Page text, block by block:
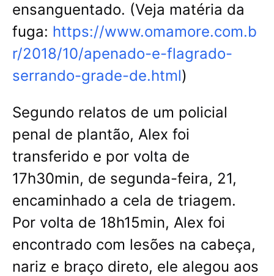
ensanguentado. (Veja matéria da
fuga: https://www.omamore.com.b
r/2018/10/apenado-e-flagrado-
serrando-grade-de.html)
Segundo relatos de um policial
penal de plantão, Alex foi
transferido e por volta de
17h30min, de segunda-feira, 21,
encaminhado a cela de triagem.
Por volta de 18h15min, Alex foi
encontrado com lesões na cabeça,
nariz e braço direto, ele alegou aos